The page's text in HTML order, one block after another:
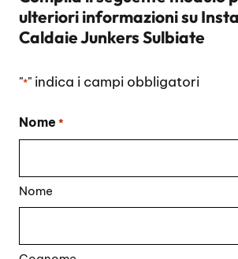
ulteriori informazioni su
Caldaie Junkers Sulbiate
"*" indica i campi obbligatori
Nome *
Nome